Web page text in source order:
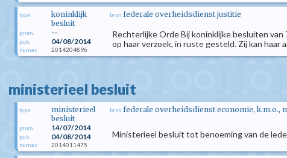
type
koninklijk
besluit
prom. --
pub. 04/08/2014
numac 2014204896
bron federale overheidsdienst justitie
Rechterlijke Orde Bij koninklijke besluiten
op haar verzoek, in ruste gesteld. Zij kan haar
ministerieel besluit
type
ministerieel
besluit
prom. 14/07/2014
pub. 04/08/2014
numac 2014011475
bron federale overheidsdienst economie, k.m.o.,
Ministerieel besluit tot benoeming van de